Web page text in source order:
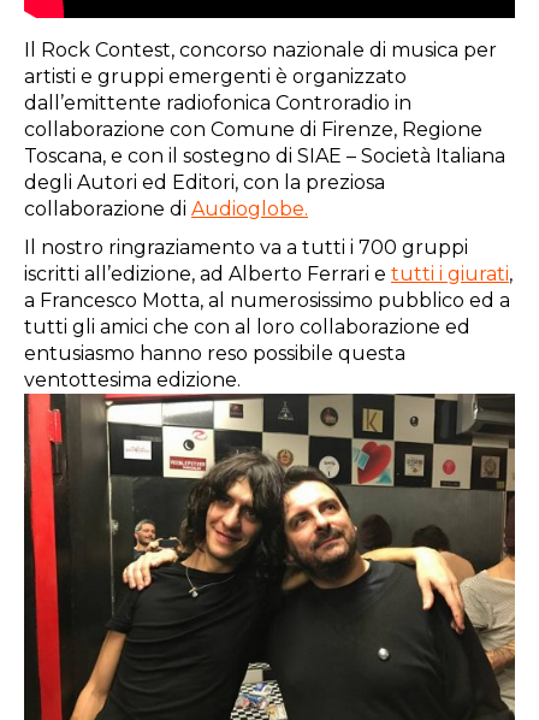
Il Rock Contest, concorso nazionale di musica per
artisti e gruppi emergenti è organizzato
dall’emittente radiofonica Controradio in
collaborazione con Comune di Firenze, Regione
Toscana, e con il sostegno di SIAE – Società Italiana
degli Autori ed Editori, con la preziosa
collaborazione di Audioglobe.
Il nostro ringraziamento va a tutti i 700 gruppi
iscritti all’edizione, ad Alberto Ferrari e tutti i giurati,
a Francesco Motta, al numerosissimo pubblico ed a
tutti gli amici che con al loro collaborazione ed
entusiasmo hanno reso possibile questa
ventottesima edizione.